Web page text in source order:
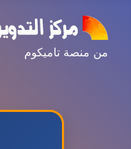
من منصة تاميكوم